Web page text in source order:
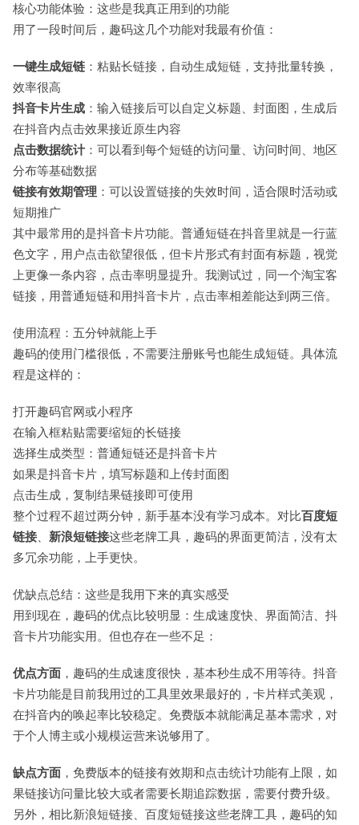
核心功能体验：这些是我真正用到的功能
用了一段时间后，趣码这几个功能对我最有价值：
一键生成短链 ：粘贴长链接，自动生成短链，支持批量转换，
效率很高
抖音卡片生成 ：输入链接后可以自定义标题、封面图，生成后
在抖音内点击效果接近原生内容
点击数据统计：可以看到每个短链的访问量、访问时间、地区
分布等基础数据
链接有效期管理 ：可以设置链接的失效时间，适合限时活动或
短期推广
其中最常用的是抖音卡片功能。普通短链在抖音里就是一行蓝
色文字，用户点击欲望很低，但卡片形式有封面有标题，视觉
上更像一条内容，点击率明显提升。我测试过，同一个淘宝客
链接，用普通短链和用抖音卡片，点击率相差能达到两三倍。
使用流程：五分钟就能上手
趣码的使用门槛很低，不需要注册账号也能生成短链。具体流
程是这样的：
打开趣码官网或小程序
在输入框粘贴需要缩短的长链接
选择生成类型：普通短链还是抖音卡片
如果是抖音卡片，填写标题和上传封面图
点击生成，复制结果链接即可使用
整个过程不超过两分钟，新手基本没有学习成本。对比百度短
链接、 新浪短链接这些老牌工具，趣码的界面更简洁，没有太
多冗余功能，上手更快。
优缺点总结：这些是我用下来的真实感受
用到现在，趣码的优点比较明显：生成速度快、界面简洁、抖
音卡片功能实用。但也存在一些不足：
优点方面 ，趣码的生成速度很快，基本秒生成不用等待。抖音
卡片功能是目前我用过的工具里效果最好的，卡片样式美观，
在抖音内的唤起率比较稳定。免费版本就能满足基本需求，对
于个人博主或小规模运营来说够用了。
缺点方面 ，免费版本的链接有效期和点击统计功能有上限，如
果链接访问量比较大或者需要长期追踪数据，需要付费升级。
另外，相比新浪短链接、百度短链接这些老牌工具，趣码的知